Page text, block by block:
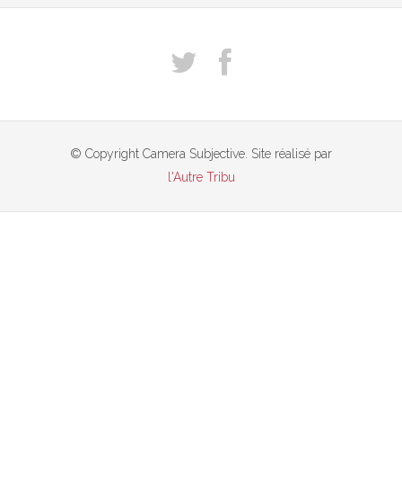
© Copyright Camera Subjective. Site réalisé par
l'Autre Tribu